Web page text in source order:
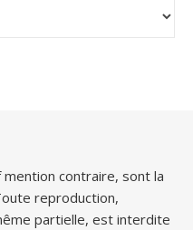
contraire, sont la
reproduction,
partielle, est interdite